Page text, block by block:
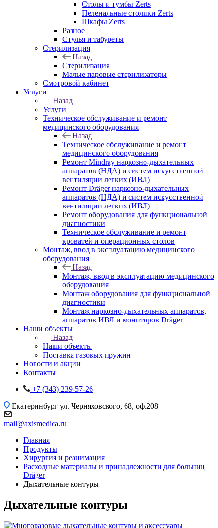
Столы и тумбы Zerts
Пеленальные столики Zerts
Шкафы Zerts
Разное
Стулья и табуреты
Стерилизация
Назад
Стерилизация
Малые паровые стерилизаторы
Смотровой кабинет
Услуги
Назад
Услуги
Техническое обслуживание и ремонт
медицинского оборудования
Назад
Техническое обслуживание и ремонт
медицинского оборудования
Ремонт Mindray наркозно-дыхательных
аппаратов (НДА) и систем искусственной
вентиляции легких (ИВЛ)
Ремонт Dräger наркозно-дыхательных
аппаратов (НДА) и систем искусственной
вентиляции легких (ИВЛ)
Ремонт оборудования для функциональной
диагностики
Техническое обслуживание и ремонт
кроватей и операционных столов
Монтаж, ввод в эксплуатацию медицинского
оборудования
Назад
Монтаж, ввод в эксплуатацию медицинского
оборудования
Монтаж оборудования для функциональной
диагностики
Монтаж наркозно-дыхательных аппаратов,
аппаратов ИВЛ и мониторов Dräger
Наши объекты
Назад
Наши объекты
Поставка газовых пружин
Новости и акции
Контакты
+7 (343) 239-57-26
Екатеринбург ул. Черняховского, 68, оф.208
mail@axismedica.ru
Главная
Продукты
Хирургия и реанимация
Расходные материалы и принадлежности для больниц
Dräger
Дыхательные контуры
Дыхательные контуры